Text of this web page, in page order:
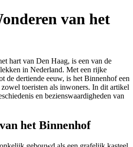
van het
hart van Den Haag, is een van de
in Nederland. Met een rijke
de dertiende eeuw, is het Binnenhof een
toeristen als inwoners. In dit artikel
en bezienswaardigheden van
het Binnenhof